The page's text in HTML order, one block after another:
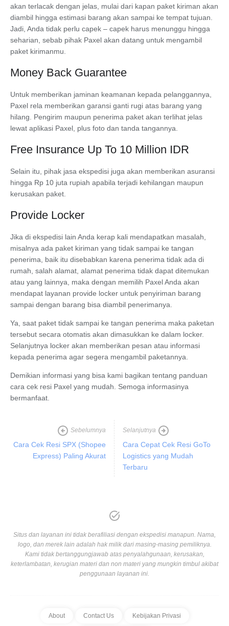
akan terlacak dengan jelas, mulai dari kapan paket kiriman akan
diambil hingga estimasi barang akan sampai ke tempat tujuan.
Jadi, Anda tidak perlu capek – capek harus menunggu hingga
seharian, sebab pihak Paxel akan datang untuk mengambil
paket kirimanmu.
Money Back Guarantee
Untuk memberikan jaminan keamanan kepada pelanggannya,
Paxel rela memberikan garansi ganti rugi atas barang yang
hilang. Pengirim maupun penerima paket akan terlihat jelas
lewat aplikasi Paxel, plus foto dan tanda tangannya.
Free Insurance Up To 10 Million IDR
Selain itu, pihak jasa ekspedisi juga akan memberikan asuransi
hingga Rp 10 juta rupiah apabila terjadi kehilangan maupun
kerusakan paket.
Provide Locker
Jika di ekspedisi lain Anda kerap kali mendapatkan masalah,
misalnya ada paket kiriman yang tidak sampai ke tangan
penerima, baik itu disebabkan karena penerima tidak ada di
rumah, salah alamat, alamat penerima tidak dapat ditemukan
atau yang lainnya, maka dengan memilih Paxel Anda akan
mendapat layanan provide locker untuk penyiriman barang
sampai dengan barang bisa diambil penerimanya.
Ya, saat paket tidak sampai ke tangan penerima maka paketan
tersebut secara otomatis akan dimasukkan ke dalam locker.
Selanjutnya locker akan memberikan pesan atau informasi
kepada penerima agar segera mengambil paketannya.
Demikian informasi yang bisa kami bagikan tentang panduan
cara cek resi Paxel yang mudah. Semoga informasinya
bermanfaat.
Sebelumnya
Cara Cek Resi SPX (Shopee
Express) Paling Akurat
Selanjutnya
Cara Cepat Cek Resi GoTo
Logistics yang Mudah
Terbaru
Situs dan layanan ini tidak berafiliasi dengan ekspedisi manapun. Nama,
logo, dan merek lain adalah hak milik dari masing-masing pemiliknya.
Kami tidak bertanggungjawab atas penyalahgunaan, kerusakan,
keterlambatan, kerugian materi dan non materi yang mungkin timbul akibat
penggunaan layanan ini.
About Contact Us Kebijakan Privasi